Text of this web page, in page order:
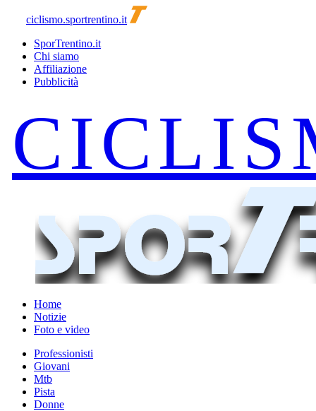
ciclismo.sportrentino.it
SporTrentino.it
Chi siamo
Affiliazione
Pubblicità
Home
Notizie
Foto e video
Professionisti
Giovani
Mtb
Pista
Donne